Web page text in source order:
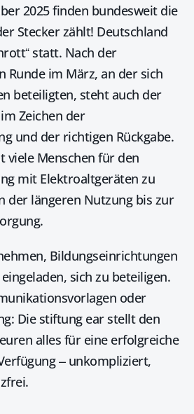
2025 finden bundesweit die
Stecker zählt! Deutschland
statt. Nach der
Runde im März, an der sich
beteiligten, steht auch der
Zeichen der
und der richtigen Rückgabe.
viele Menschen für den
mit Elektroaltgeräten zu
der längeren Nutzung bis zur
Bildungseinrichtungen
sich zu beteiligen.
oder
Die stiftung ear stellt den
alles für eine erfolgreiche
– unkompliziert,